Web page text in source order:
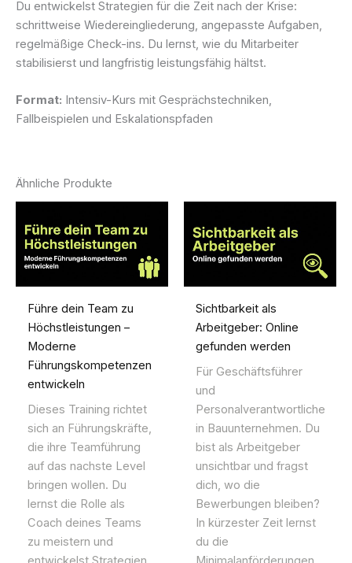
Du entwickelst Strategien für die Zeit nach der Krise:
schrittweise Wiedereingliederung, angepasste Aufgaben,
regelmäßige Check-ins. Du lernst, wie du Mitarbeiter
stabilisierst und langfristig leistungsfähig hältst.
Format: Intensiv-Kurs mit Gesprächstechniken,
Fallbeispielen und Eskalationspfaden
Ähnliche Produkte
Führe dein Team zu
Höchstleistungen –
Moderne
Führungskompetenzen
entwickeln
Dieses Training richtet
sich an Führungskräfte,
die ihre Teamführung
auf das nachste Level
bringen wollen. Du
lernst die Rolle als
Coach deines Teams
zu meistern und
Sichtbarkeit als
Arbeitgeber: Online
gefunden werden
Für Geschäftsführer
und
Personalverantwortliche
in Bauunternehmen. Du
bist als Arbeitgeber
unsichtbar und fragst
dich, wo die
Bewerbungen bleiben?
In kürzester Zeit lernst
du die